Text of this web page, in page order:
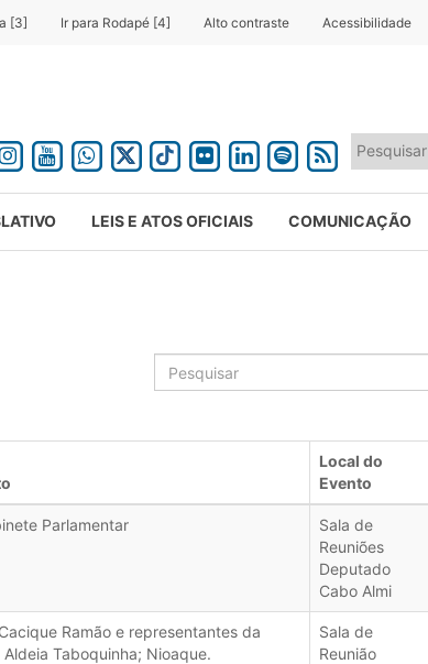
[3] Ir para Rodapé [4] Alto contraste Acessibilidade
LEIS E ATOS OFICIAIS COMUNICAÇÃO
Local do
Evento
Parlamentar
Sala de
Reuniões
Deputado
Cabo Almi
Ramão e representantes da
Taboquinha; Nioaque.
Sala de
Reunião